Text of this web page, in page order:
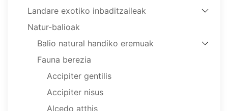
Landare exotiko inbaditzaileak
Natur-balioak
Balio natural handiko eremuak
Fauna berezia
Accipiter gentilis
Accipiter nisus
Alcedo atthis